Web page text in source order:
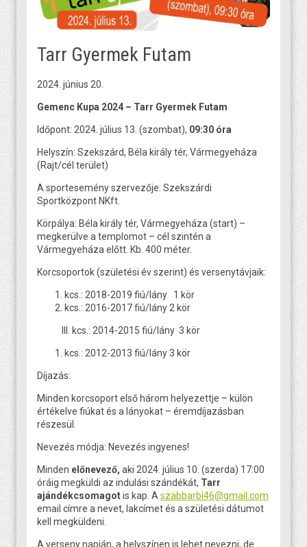
Tarr Gyermek Futam
2024. június 20.
Gemenc Kupa 2024 – Tarr Gyermek Futam
Időpont: 2024. július 13. (szombat), 09:30 óra
Helyszín: Szekszárd, Béla király tér, Vármegyeháza
(Rajt/cél terület)
A sportesemény szervezője: Szekszárdi
Sportközpont NKft.
Körpálya: Béla király tér, Vármegyeháza (start) –
megkerülve a templomot – cél szintén a
Vármegyeháza előtt. Kb. 400 méter.
Korcsoportok (születési év szerint) és versenytávjaik:
kcs.: 2018-2019 fiú/lány 1 kör
kcs.: 2016-2017 fiú/lány 2 kör
III. kcs.: 2014-2015 fiú/lány 3 kör
kcs.: 2012-2013 fiú/lány 3 kör
Díjazás:
Minden korcsoport első három helyezettje – külön
értékelve fiúkat és a lányokat – éremdíjazásban
részesül.
Nevezés módja: Nevezés ingyenes!
Minden előnevező, aki 2024. július 10. (szerda) 17:00
óráig megküldi az indulási szándékát, Tarr
ajándékcsomagotis kap. A szabbarbi46@gmail.com
email címre a nevet, lakcímet és a születési dátumot
kell megküldeni.
A verseny napján, a helyszínen is lehet nevezni, de